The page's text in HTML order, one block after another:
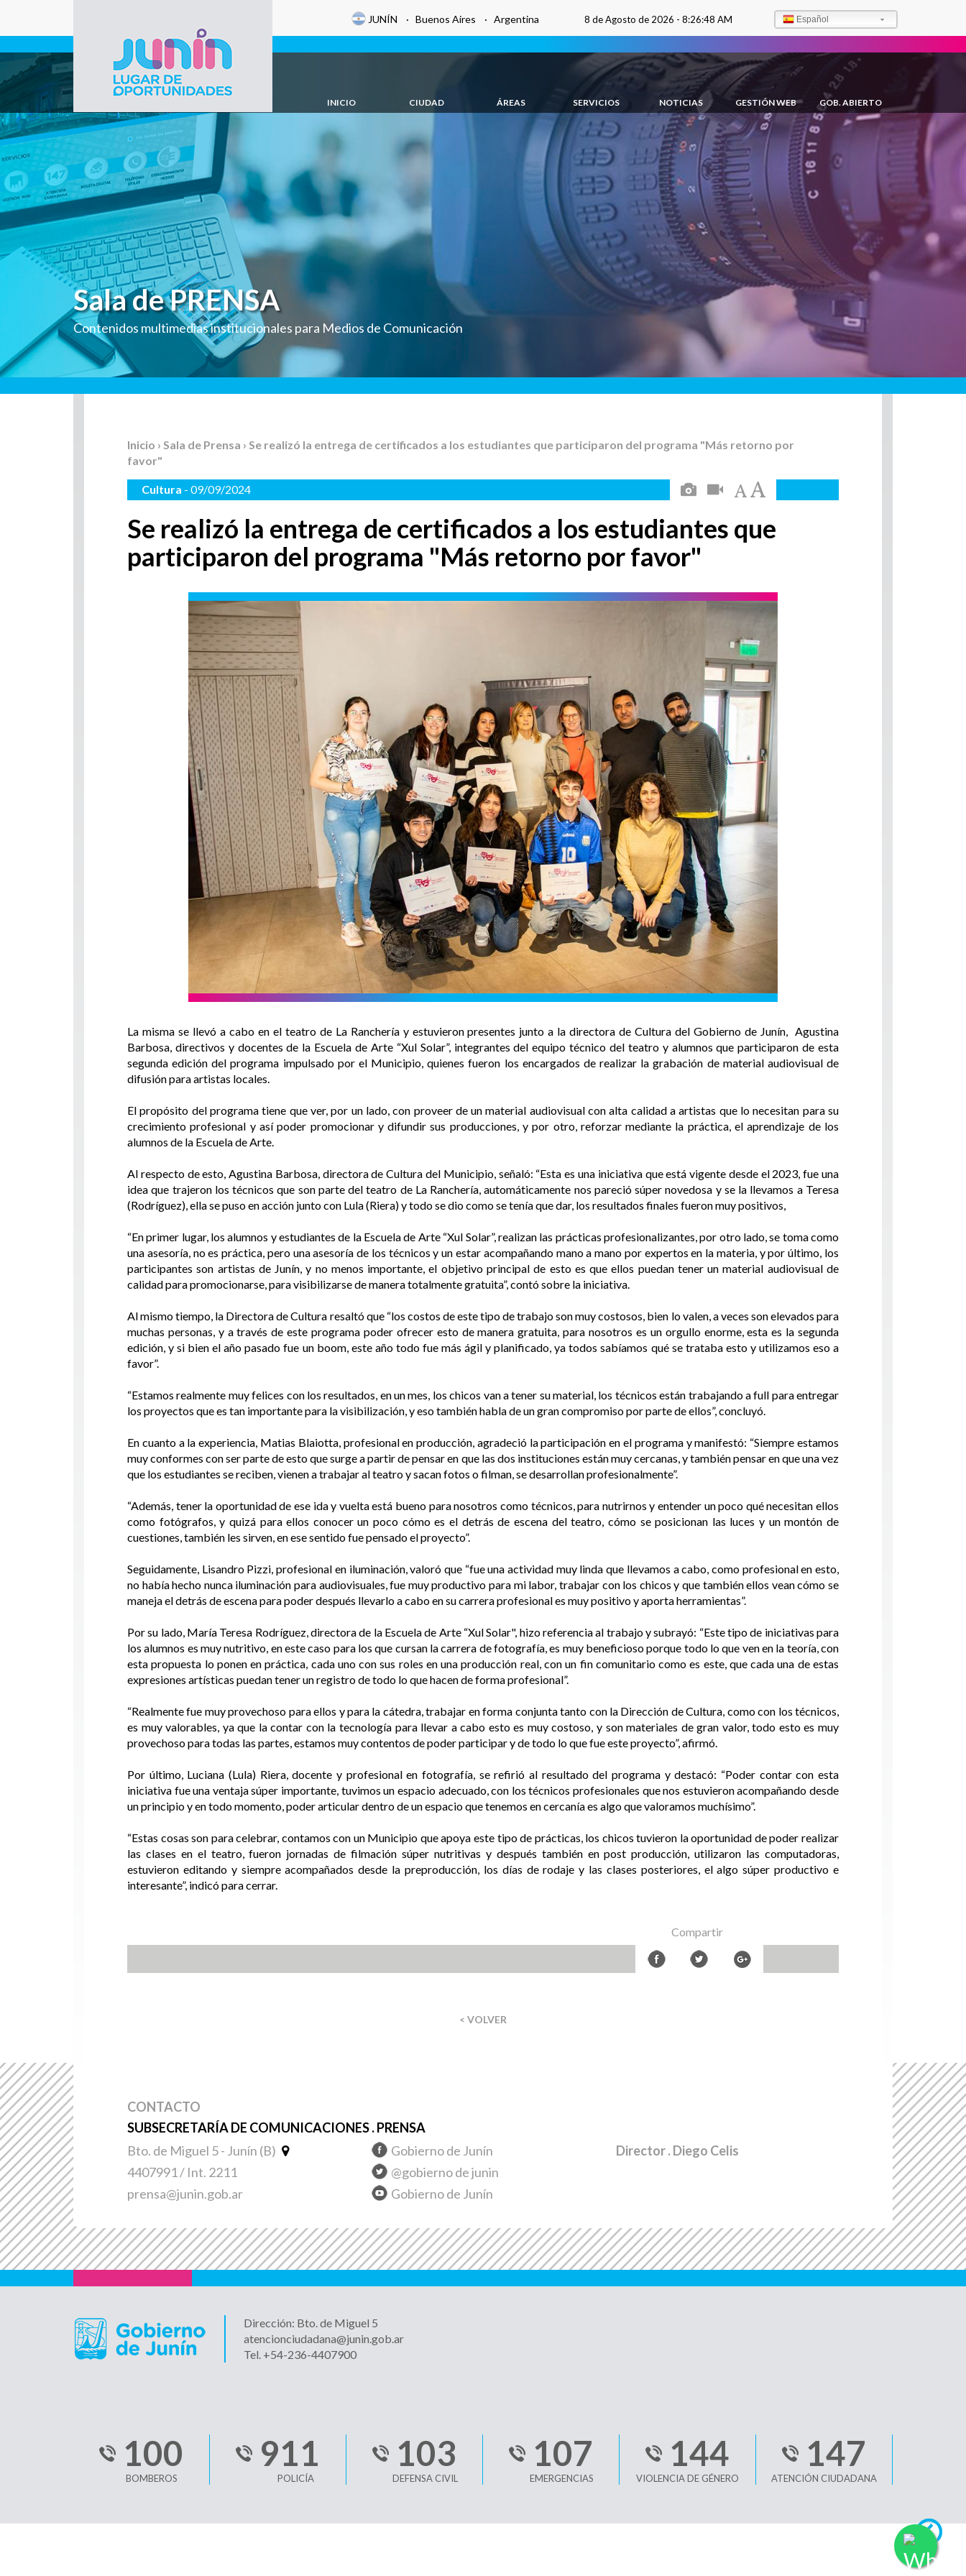
Gobierno de
Junín
JUNÍN · Buenos Aires · Argentina 8 de Agosto de 2026 - 8:26:49 AM Español
INICIO CIUDAD ÁREAS SERVICIOS NOTICIAS GESTIÓN WEB GOB. ABIERTO
Sala de PRENSA
Contenidos multimedias institucionales para Medios de Comunicación
Inicio › Sala de Prensa › Se realizó la entrega de certificados a los estudiantes que participaron del programa "Más retorno por
favor"
Cultura - 09/09/2024
Se realizó la entrega de certificados a los estudiantes que
participaron del programa "Más retorno por favor"
La misma se llevó a cabo en el teatro de La Ranchería y estuvieron presentes junto a la directora de Cultura del Gobierno de Junín, Agustina
Barbosa, directivos y docentes de la Escuela de Arte “Xul Solar”, integrantes del equipo técnico del teatro y alumnos que participaron de esta
segunda edición del programa impulsado por el Municipio, quienes fueron los encargados de realizar la grabación de material audiovisual de
difusión para artistas locales.
El propósito del programa tiene que ver, por un lado, con proveer de un material audiovisual con alta calidad a artistas que lo necesitan para su
crecimiento profesional y así poder promocionar y difundir sus producciones, y por otro, reforzar mediante la práctica, el aprendizaje de los
alumnos de la Escuela de Arte.
Al respecto de esto, Agustina Barbosa, directora de Cultura del Municipio, señaló: “Esta es una iniciativa que está vigente desde el 2023, fue una
idea que trajeron los técnicos que son parte del teatro de La Ranchería, automáticamente nos pareció súper novedosa y se la llevamos a Teresa
(Rodríguez), ella se puso en acción junto con Lula (Riera) y todo se dio como se tenía que dar, los resultados finales fueron muy positivos,
“En primer lugar, los alumnos y estudiantes de la Escuela de Arte “Xul Solar”, realizan las prácticas profesionalizantes, por otro lado, se toma como
una asesoría, no es práctica, pero una asesoría de los técnicos y un estar acompañando mano a mano por expertos en la materia, y por último, los
participantes son artistas de Junín, y no menos importante, el objetivo principal de esto es que ellos puedan tener un material audiovisual de
calidad para promocionarse, para visibilizarse de manera totalmente gratuita”, contó sobre la iniciativa.
Al mismo tiempo, la Directora de Cultura resaltó que “los costos de este tipo de trabajo son muy costosos, bien lo valen, a veces son elevados para
muchas personas, y a través de este programa poder ofrecer esto de manera gratuita, para nosotros es un orgullo enorme, esta es la segunda
edición, y si bien el año pasado fue un boom, este año todo fue más ágil y planificado, ya todos sabíamos qué se trataba esto y utilizamos eso a
favor”.
“Estamos realmente muy felices con los resultados, en un mes, los chicos van a tener su material, los técnicos están trabajando a full para entregar
los proyectos que es tan importante para la visibilización, y eso también habla de un gran compromiso por parte de ellos”, concluyó.
En cuanto a la experiencia, Matias Blaiotta, profesional en producción, agradeció la participación en el programa y manifestó: “Siempre estamos
muy conformes con ser parte de esto que surge a partir de pensar en que las dos instituciones están muy cercanas, y también pensar en que una vez
que los estudiantes se reciben, vienen a trabajar al teatro y sacan fotos o filman, se desarrollan profesionalmente”.
“Además, tener la oportunidad de ese ida y vuelta está bueno para nosotros como técnicos, para nutrirnos y entender un poco qué necesitan ellos
como fotógrafos, y quizá para ellos conocer un poco cómo es el detrás de escena del teatro, cómo se posicionan las luces y un montón de
cuestiones, también les sirven, en ese sentido fue pensado el proyecto”.
Seguidamente, Lisandro Pizzi, profesional en iluminación, valoró que “fue una actividad muy linda que llevamos a cabo, como profesional en esto,
no había hecho nunca iluminación para audiovisuales, fue muy productivo para mi labor, trabajar con los chicos y que también ellos vean cómo se
maneja el detrás de escena para poder después llevarlo a cabo en su carrera profesional es muy positivo y aporta herramientas”.
Por su lado, María Teresa Rodríguez, directora de la Escuela de Arte “Xul Solar", hizo referencia al trabajo y subrayó: “Este tipo de iniciativas para
los alumnos es muy nutritivo, en este caso para los que cursan la carrera de fotografía, es muy beneficioso porque todo lo que ven en la teoría, con
esta propuesta lo ponen en práctica, cada uno con sus roles en una producción real, con un fin comunitario como es este, que cada una de estas
expresiones artísticas puedan tener un registro de todo lo que hacen de forma profesional”.
“Realmente fue muy provechoso para ellos y para la cátedra, trabajar en forma conjunta tanto con la Dirección de Cultura, como con los técnicos,
es muy valorables, ya que la contar con la tecnología para llevar a cabo esto es muy costoso, y son materiales de gran valor, todo esto es muy
provechoso para todas las partes, estamos muy contentos de poder participar y de todo lo que fue este proyecto”, afirmó.
Por último, Luciana (Lula) Riera, docente y profesional en fotografía, se refirió al resultado del programa y destacó: “Poder contar con esta
iniciativa fue una ventaja súper importante, tuvimos un espacio adecuado, con los técnicos profesionales que nos estuvieron acompañando desde
un principio y en todo momento, poder articular dentro de un espacio que tenemos en cercanía es algo que valoramos muchísimo”.
“Estas cosas son para celebrar, contamos con un Municipio que apoya este tipo de prácticas, los chicos tuvieron la oportunidad de poder realizar
las clases en el teatro, fueron jornadas de filmación súper nutritivas y después también en post producción, utilizaron las computadoras,
estuvieron editando y siempre acompañados desde la preproducción, los días de rodaje y las clases posteriores, el algo súper productivo e
interesante”, indicó para cerrar.
Compartir
< VOLVER
CONTACTO
SUBSECRETARÍA DE COMUNICACIONES . PRENSA
Bto. de Miguel 5 - Junín (B)
4407991 / Int. 2211
prensa@junin.gob.ar
Gobierno de Junín
@gobierno de junin
Gobierno de Junín
Director. Diego Celis
Dirección: Bto. de Miguel 5
atencionciudadana@junin.gob.ar
Tel. +54-236-4407900
100
BOMBEROS
911
POLICÍA
103
DEFENSA CIVIL
107
EMERGENCIAS
144
VIOLENCIA DE GÉNERO
147
ATENCIÓN CIUDADANA